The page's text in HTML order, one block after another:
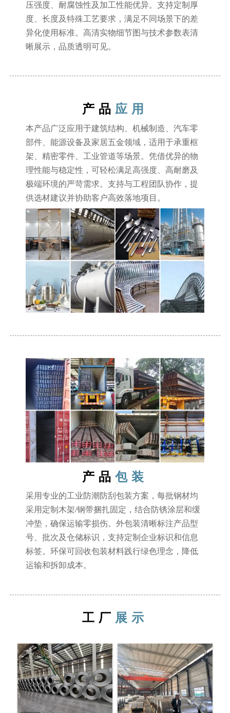
压强度、耐腐蚀性及加工性能优异。支持定制厚
度、长度及特殊工艺要求，满足不同场景下的差
异化使用标准。高清实物细节图与技术参数表清
晰展示，品质透明可见。
产品 应用
本产品广泛应用于建筑结构、机械制造、汽车零
部件、能源设备及家居五金领域，适用于承重框
架、精密零件、工业管道等场景。凭借优异的物
理性能与稳定性，可轻松满足高强度、高耐磨及
极端环境的严苛需求。支持与工程团队协作，提
供选材建议并协助客户高效落地项目。
产品 包装
采用专业的工业防潮防刮包装方案，每批钢材均
采用定制木架/钢带捆扎固定，结合防锈涂层和缓
冲垫，确保运输零损伤。外包装清晰标注产品型
号、批次及仓储标识，支持定制企业标识和信息
标签。环保可回收包装材料践行绿色理念，降低
运输和拆卸成本。
工厂 展示